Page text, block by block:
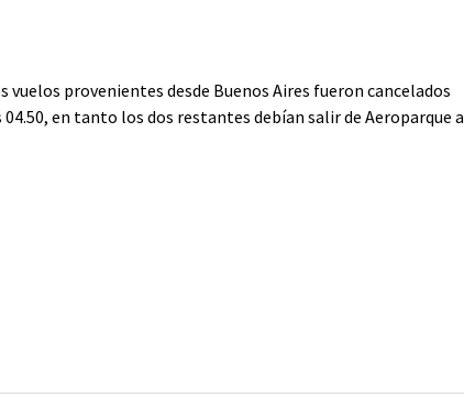
vuelos provenientes desde Buenos Aires fueron cancelados
en tanto los dos restantes debían salir de Aeroparque a